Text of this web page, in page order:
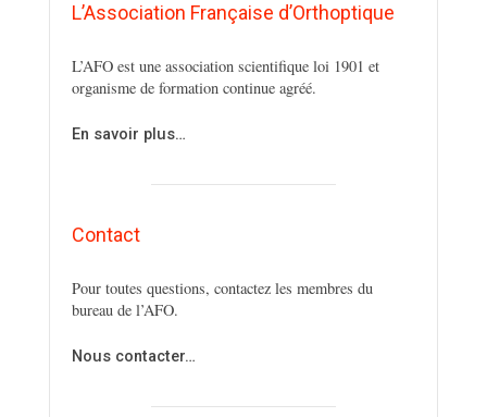
L’Association Française d’Orthoptique
L’AFO est une association scientifique loi 1901 et
organisme de formation continue agréé.
En savoir plus…
Contact
Pour toutes questions, contactez les membres du
bureau de l’AFO.
Nous contacter…